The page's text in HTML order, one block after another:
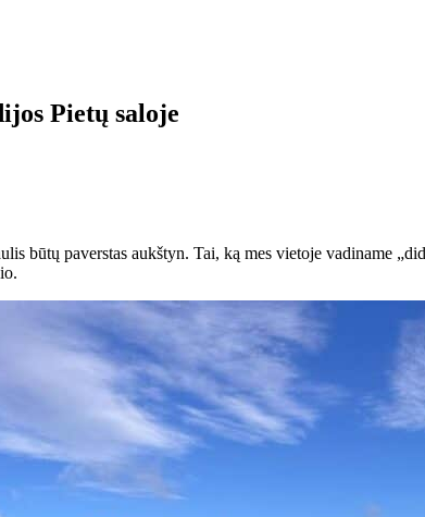
Pietų saloje
būtų paverstas aukštyn. Tai, ką mes vietoje vadiname